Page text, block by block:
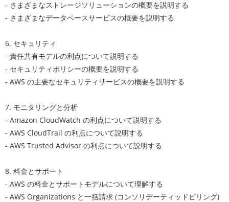
- さまざまなストレージソリューションの概要を説明する
- さまざまなデータベースサービスの概要を説明する
6. セキュリティ
- 責任共有モデルの利点について説明する
- セキュリティポリシーの概要を説明する
- AWS の主要なセキュリティサービスの概要を説明する
7. モニタリングと分析
- Amazon CloudWatch の利点について説明する
- AWS CloudTrail の利点について説明する
- AWS Trusted Advisor の利点について説明する
8. 料金とサポート
- AWS の料金とサポートモデルについて理解する
- AWS Organizations と一括請求 (コンソリデーティッドビリング)